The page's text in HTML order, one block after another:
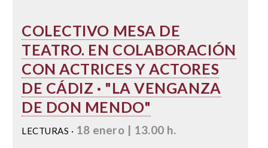
COLECTIVO MESA DE
TEATRO. EN COLABORACIÓN
CON ACTRICES Y ACTORES
DE CÁDIZ · "LA VENGANZA
DE DON MENDO"
LECTURAS · 18 enero | 13.00 h.